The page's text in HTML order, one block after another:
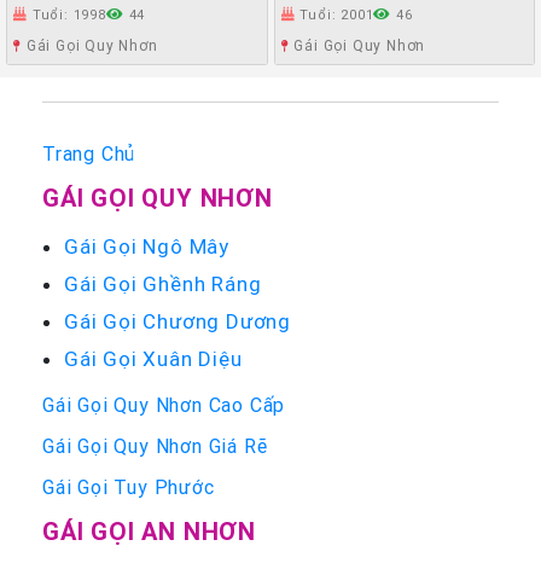
Tuổi: 1998 44
Gái Gọi Quy Nhơn
Tuổi: 2001 46
Gái Gọi Quy Nhơn
Trang Chủ
GÁI GỌI QUY NHƠN
Gái Gọi Ngô Mây
Gái Gọi Ghềnh Ráng
Gái Gọi Chương Dương
Gái Gọi Xuân Diệu
Gái Gọi Quy Nhơn Cao Cấp
Gái Gọi Quy Nhơn Giá Rẽ
Gái Gọi Tuy Phước
GÁI GỌI AN NHƠN